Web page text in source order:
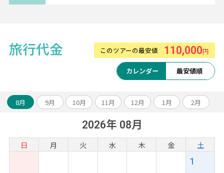
アンコールワット遺跡やベンメリア観光のオ
アレンジも可能です。
お気軽にスタッフまでご相談ください！
旅行代金 このツアーの最安値 110,000円
カレンダー 最安値順
8月 9月 10月 11月 12月 1月 2月
2026年 08月
日 月 火 水 木 金 土
1